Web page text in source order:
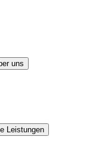
uns
Leistungen